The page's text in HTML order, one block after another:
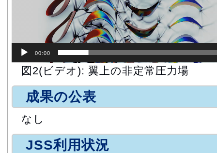
00:00
図2(ビデオ): 翼上の非定常圧力場
成果の公表
なし
JSS利用状況